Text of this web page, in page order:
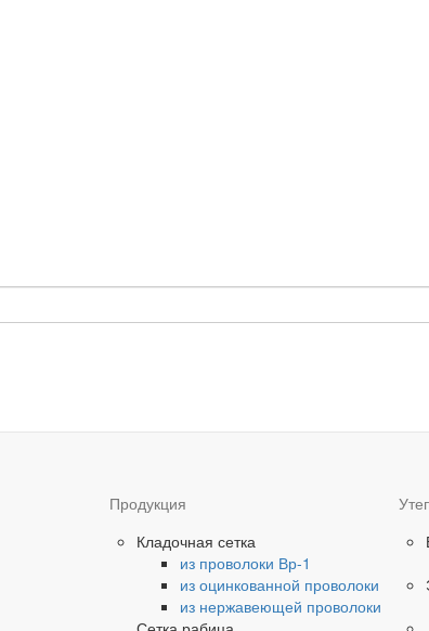
Продукция
Кладочная сетка
из проволоки Вр-1
из оцинкованной проволоки
из нержавеющей проволоки